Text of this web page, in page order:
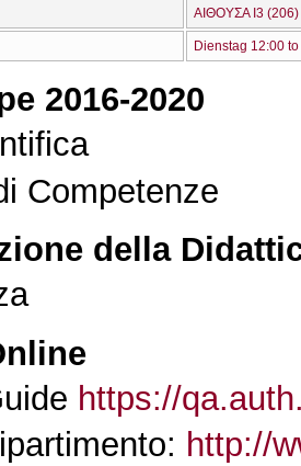
ΑΙΘΟΥΣΑ Ι3 (206)
Dienstag 12:00
2016-2020
Competenze
della
https://
http://